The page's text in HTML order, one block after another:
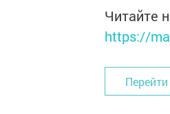
Читайте
https://